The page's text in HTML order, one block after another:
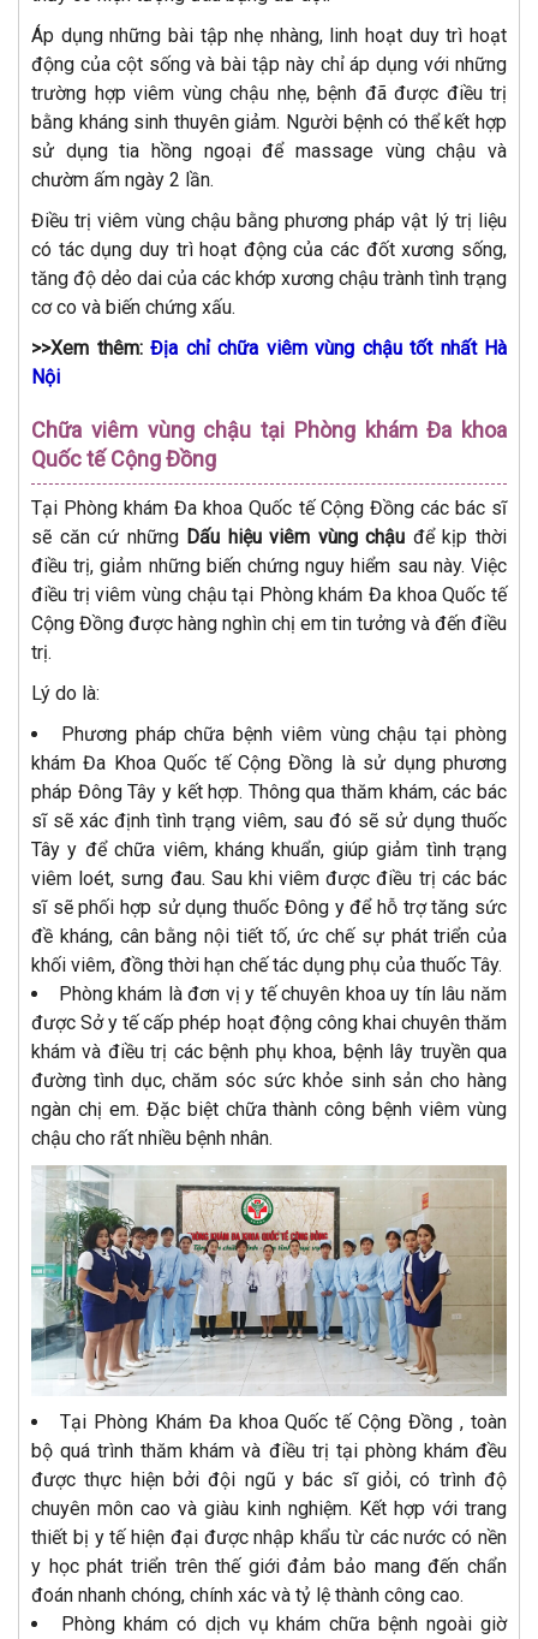
Áp dụng những bài tập nhẹ nhàng, linh hoạt duy trì hoạt
động của cột sống và bài tập này chỉ áp dụng với những
trường hợp viêm vùng chậu nhẹ, bệnh đã được điều trị
bằng kháng sinh thuyên giảm. Người bệnh có thể kết hợp
sử dụng tia hồng ngoại để massage vùng chậu và
chườm ấm ngày 2 lần.
Điều trị viêm vùng chậu bằng phương pháp vật lý trị liệu
có tác dụng duy trì hoạt động của các đốt xương sống,
tăng độ dẻo dai của các khớp xương chậu trành tình trạng
cơ co và biến chứng xấu.
>>Xem thêm: Địa chỉ chữa viêm vùng chậu tốt nhất Hà
Nội
Chữa viêm vùng chậu tại Phòng khám Đa khoa
Quốc tế Cộng Đồng
Tại Phòng khám Đa khoa Quốc tế Cộng Đồng các bác sĩ
sẽ căn cứ những Dấu hiệu viêm vùng chậu để kịp thời
điều trị, giảm những biến chứng nguy hiểm sau này. Việc
điều trị viêm vùng chậu tại Phòng khám Đa khoa Quốc tế
Cộng Đồng được hàng nghìn chị em tin tưởng và đến điều
trị.
Lý do là:
Phương pháp chữa bệnh viêm vùng chậu tại phòng
khám Đa Khoa Quốc tế Cộng Đồng là sử dụng phương
pháp Đông Tây y kết hợp. Thông qua thăm khám, các bác
sĩ sẽ xác định tình trạng viêm, sau đó sẽ sử dụng thuốc
Tây y để chữa viêm, kháng khuẩn, giúp giảm tình trạng
viêm loét, sưng đau. Sau khi viêm được điều trị các bác
sĩ sẽ phối hợp sử dụng thuốc Đông y để hỗ trợ tăng sức
đề kháng, cân bằng nội tiết tố, ức chế sự phát triển của
khối viêm, đồng thời hạn chế tác dụng phụ của thuốc Tây.
Phòng khám là đơn vị y tế chuyên khoa uy tín lâu năm
được Sở y tế cấp phép hoạt động công khai chuyên thăm
khám và điều trị các bệnh phụ khoa, bệnh lây truyền qua
đường tình dục, chăm sóc sức khỏe sinh sản cho hàng
ngàn chị em. Đặc biệt chữa thành công bệnh viêm vùng
chậu cho rất nhiều bệnh nhân.
Tại Phòng Khám Đa khoa Quốc tế Cộng Đồng , toàn
bộ quá trình thăm khám và điều trị tại phòng khám đều
được thực hiện bởi đội ngũ y bác sĩ giỏi, có trình độ
chuyên môn cao và giàu kinh nghiệm. Kết hợp với trang
thiết bị y tế hiện đại được nhập khẩu từ các nước có nền
y học phát triển trên thế giới đảm bảo mang đến chẩn
đoán nhanh chóng, chính xác và tỷ lệ thành công cao.
Phòng khám có dịch vụ khám chữa bệnh ngoài giờ